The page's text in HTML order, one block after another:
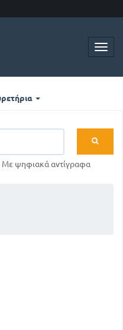
Με ψηφιακά αντίγραφα